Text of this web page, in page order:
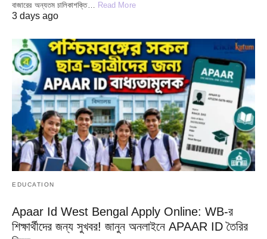
বাজারের অন্যতম চালিকাশক্তি… Read More
3 days ago
EDUCATION
Apaar Id West Bengal Apply Online: WB-র
শিক্ষার্থীদের জন্য সুখবর! জানুন অনলাইনে APAAR ID তৈরির